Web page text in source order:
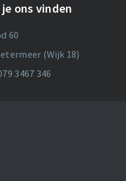
ons vinden
60
(Wijk 18)
3467 346